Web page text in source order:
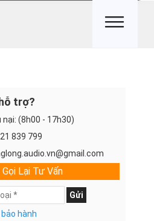
trợ?
nại: (8h00 - 17h30)
839 799
Lại Tư Vấn
Gửi
hành